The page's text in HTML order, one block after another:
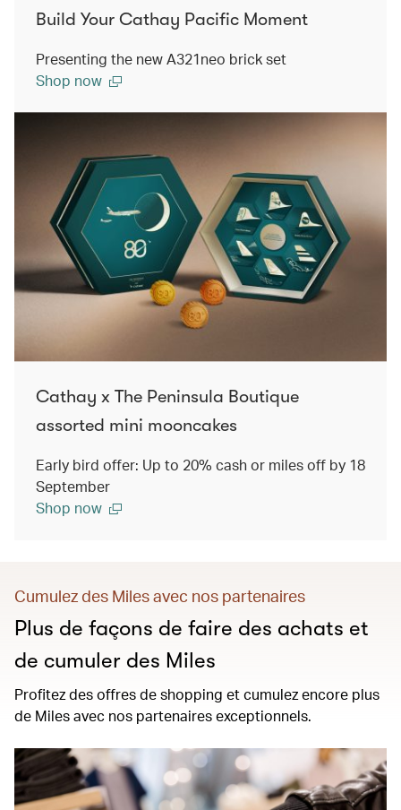
Build Your Cathay Pacific Moment
Presenting the new A321neo brick set
Shop now
Cathay x The Peninsula Boutique
assorted mini mooncakes
Early bird offer: Up to 20% cash or miles off by 18
September
Shop now
Cumulez des Miles avec nos partenaires
Plus de façons de faire des achats et
de cumuler des Miles
Profitez des offres de shopping et cumulez encore plus
de Miles avec nos partenaires exceptionnels.